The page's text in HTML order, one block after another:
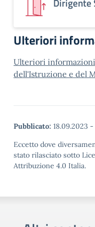
Ulteriori
Ulteriori
dell'Istruzione e del
Pubblicato: 18.09.2023 -
Eccetto dove
stato rilasciato sotto
Attribuzione 4.0 Italia.